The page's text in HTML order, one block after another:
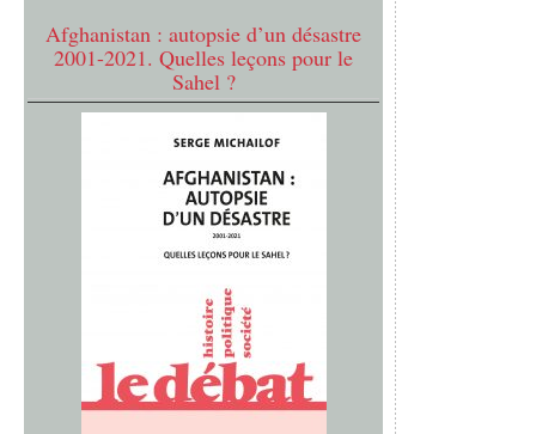
Afghanistan : autopsie d’un désastre
2001-2021. Quelles leçons pour le
Sahel ?